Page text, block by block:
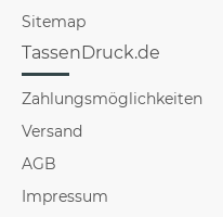
Sitemap
TassenDruck.de
Zahlungsmöglichkeiten
Versand
AGB
Impressum